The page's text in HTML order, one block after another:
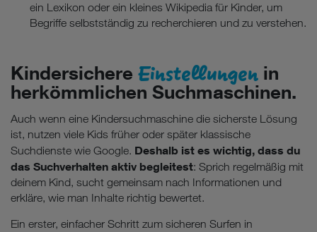
ein Lexikon oder ein kleines Wikipedia für Kinder, um
Begriffe selbstständig zu recherchieren und zu verstehen.
Kindersichere Einstellungen in
herkömmlichen Suchmaschinen.
Auch wenn eine Kindersuchmaschine die sicherste Lösung
ist, nutzen viele Kids früher oder später klassische
Suchdienste wie Google. Deshalb ist es wichtig, dass du
das Suchverhalten aktiv begleitest: Sprich regelmäßig mit
deinem Kind, sucht gemeinsam nach Informationen und
erkläre, wie man Inhalte richtig bewertet.
Ein erster, einfacher Schritt zum sicheren Surfen in